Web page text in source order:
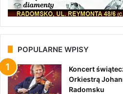
POPULARNE WPISY
Koncert
Orkiestrą
Radomsku